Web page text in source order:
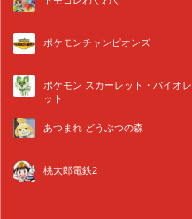
ポケモンチャンピオンズ
ポケモン スカーレット・バイオレ
ット
あつまれ どうぶつの森
桃太郎電鉄2